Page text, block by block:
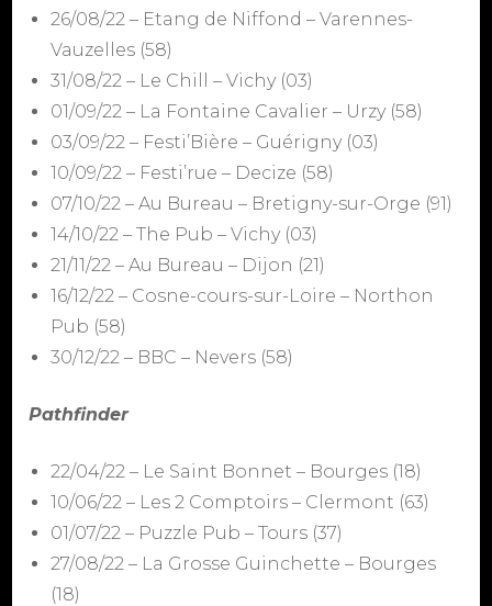
26/08/22 – Etang de Niffond – Varennes-
Vauzelles (58)
31/08/22 – Le Chill – Vichy (03)
01/09/22 – La Fontaine Cavalier – Urzy (58)
03/09/22 – Festi’Bière – Guérigny (03)
10/09/22 – Festi’rue – Decize (58)
07/10/22 – Au Bureau – Bretigny-sur-Orge (91)
14/10/22 – The Pub – Vichy (03)
21/11/22 – Au Bureau – Dijon (21)
16/12/22 – Cosne-cours-sur-Loire – Northon
Pub (58)
30/12/22 – BBC – Nevers (58)
Pathfinder
22/04/22 – Le Saint Bonnet – Bourges (18)
10/06/22 – Les 2 Comptoirs – Clermont (63)
01/07/22 – Puzzle Pub – Tours (37)
27/08/22 – La Grosse Guinchette – Bourges
(18)